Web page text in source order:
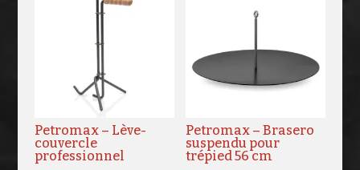
Petromax – Lève-
couvercle
professionnel
Petromax – Brasero
suspendu pour
trépied 56 cm